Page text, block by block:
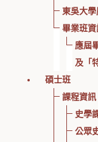
東吳大
畢業班資
應屆
及「
碩士班
課程資訊
史學
公眾